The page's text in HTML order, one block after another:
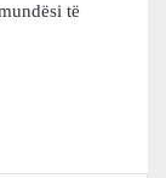
të